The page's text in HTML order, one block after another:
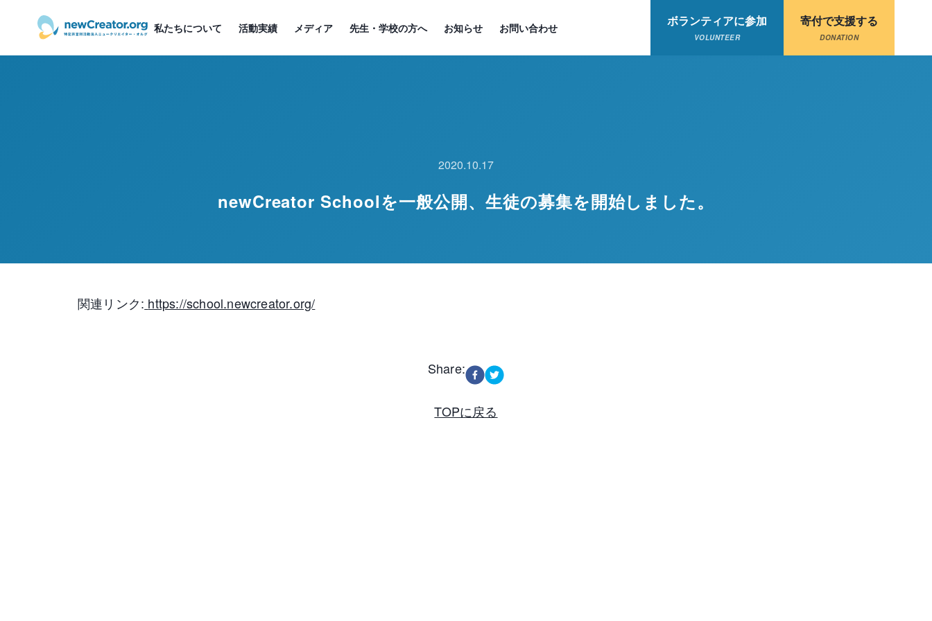
私たちについて 活動実績 メディア 先生・学校の方へ お知らせ お問い合わせ ボランティアに参加
VOLUNTEER
寄付で支援する
DONATION
2020.10.17
newCreator Schoolを一般公開、生徒の募集を開始しました。
関連リンク: https://school.newcreator.org/
Share:
TOPに戻る